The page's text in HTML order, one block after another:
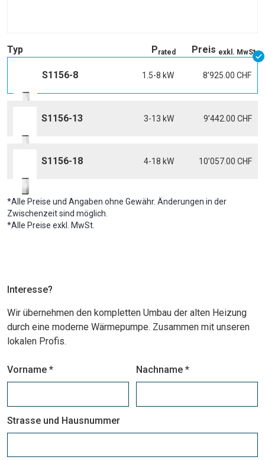
Typ Prated Preis exkl. MwSt.
S1156-8 1.5-8 kW 8’925.00 CHF
S1156-13 3-13 kW 9’442.00 CHF
S1156-18 4-18 kW 10’057.00 CHF
*Alle Preise und Angaben ohne Gewähr. Änderungen in der
Zwischenzeit sind möglich.
*Alle Preise exkl. MwSt.
Interesse?
Wir übernehmen den kompletten Umbau der alten Heizung
durch eine moderne Wärmepumpe. Zusammen mit unseren
lokalen Profis.
Vorname * Nachname *
Strasse und Hausnummer